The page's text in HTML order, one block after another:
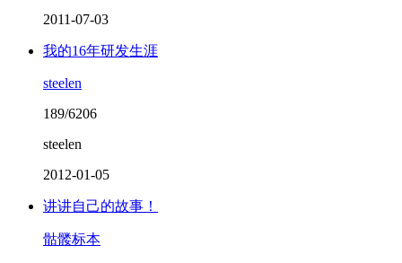
2011-07-03
我的16年研发生涯
steelen
189/6206
steelen
2012-01-05
讲讲自己的故事！
骷髅标本